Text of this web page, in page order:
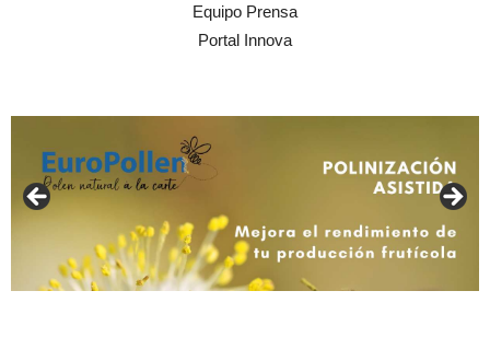
Equipo Prensa
Portal Innova